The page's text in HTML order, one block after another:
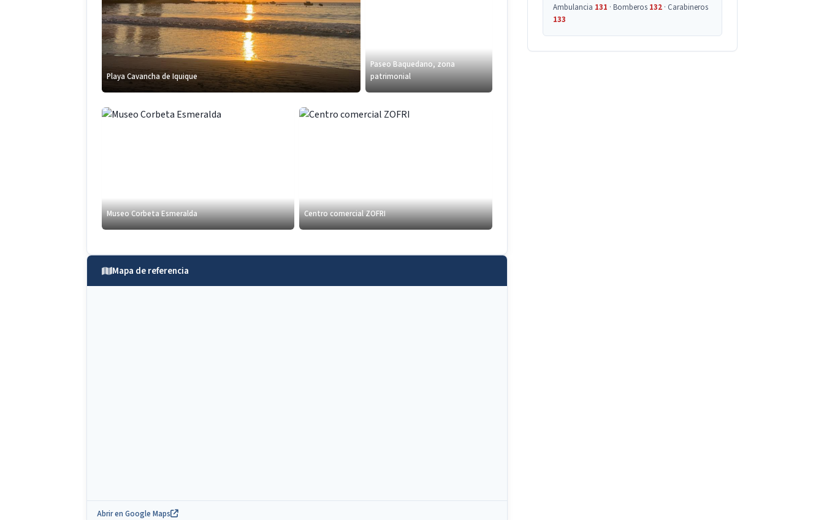
Playa Cavancha de Iquique
Paseo Baquedano, zona
patrimonial
Museo Corbeta Esmeralda Centro comercial ZOFRI
Mapa de referencia
Abrir en Google Maps
Ambulancia 131 · Bomberos 132· Carabineros
133